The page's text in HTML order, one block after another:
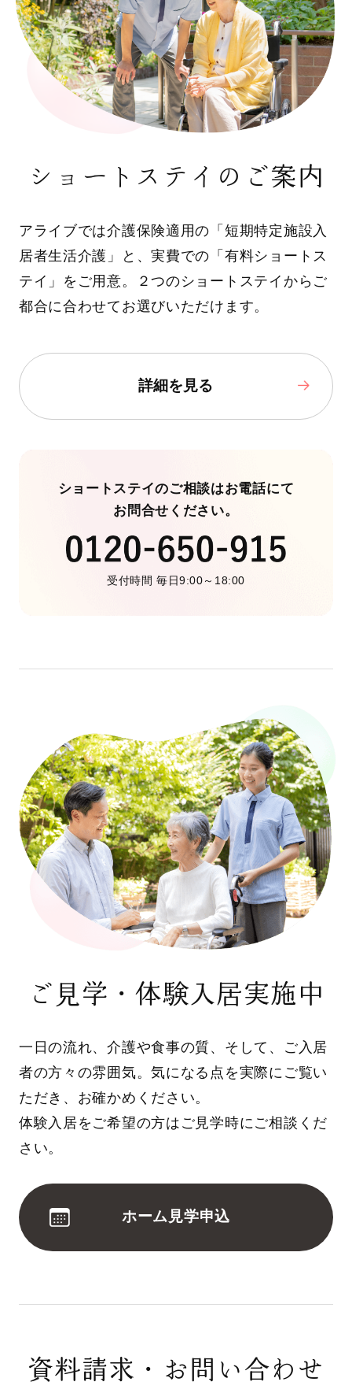
ショートステイのご案内
アライブでは介護保険適用の「短期特定施設入
居者生活介護」と、実費での「有料ショートス
テイ」をご用意。２つのショートステイからご
都合に合わせてお選びいただけます。
詳細を見る
ショートステイのご相談はお電話にて
お問合せください。
受付時間 毎日9:00～18:00
ご見学・体験入居実施中
一日の流れ、介護や食事の質、そして、ご入居
者の方々の雰囲気。気になる点を実際にご覧い
ただき、お確かめください。
体験入居をご希望の方はご見学時にご相談くだ
さい。
ホーム見学申込
資料請求・お問い合わせ